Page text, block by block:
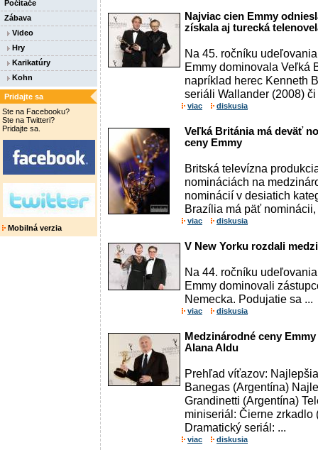
Počítače
Zábava
Video
Hry
Karikatúry
Kohn
Pridajte sa
Ste na Facebooku?
Ste na Twitteri?
Pridajte sa.
Mobilná verzia
Najviac cien Emmy
získala aj turecká
Na 45. ročníku
Emmy dominovala Veľká
napríklad herec Kenneth
seriáli Wallander (2008)
viac diskusia
Veľká Británia má deväť
ceny Emmy
Britská televízna
nomináciách na
nominácií v desiatich
Brazília má päť
viac diskusia
V New Yorku rozdali
Na 44. ročníku
Emmy dominovali
Nemecka. Podujatie sa ...
viac diskusia
Medzinárodné ceny
Alana Aldu
Prehľad víťazov:
Banegas (Argentína)
Grandinetti (Argentína)
miniseriál: Čierne zrkadlo
Dramatický seriál: ...
viac diskusia